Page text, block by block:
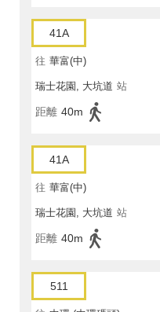
41A
往 華富(中)
瑞士花園, 大坑道 站
距離 40m
41A
往 華富(中)
瑞士花園, 大坑道 站
距離 40m
511